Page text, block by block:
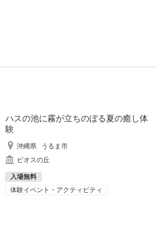
ハスの池に霧が立ちのぼる夏の癒し体
験
沖縄県
うるま市
ビオスの丘
入場無料
体験イベント・アクティビティ